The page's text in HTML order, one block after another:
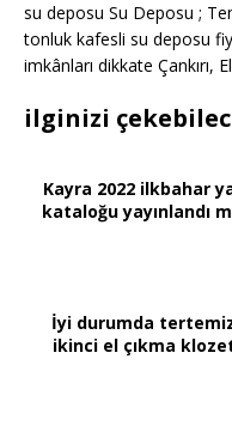
su deposu Su Deposu ;
tonluk kafesli su deposu
imkânları dikkate Çankırı,
ilginizi
Kayra 2022 ilkbahar
kataloğu yayınlandı
İyi durumda
ikinci el çıkma